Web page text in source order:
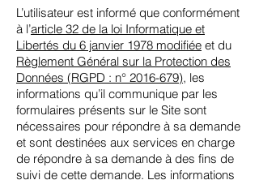
L’utilisateur est informé que conformément
à l’article 32 de la loi Informatique et
Libertés du 6 janvier 1978 modifiée et du
Règlement Général sur la Protection des
Données (RGPD : n° 2016-679), les
informations qu’il communique par les
formulaires présents sur le Site sont
nécessaires pour répondre à sa demande
et sont destinées aux services en charge
de répondre à sa demande à des fins de
suivi de cette demande. Les informations